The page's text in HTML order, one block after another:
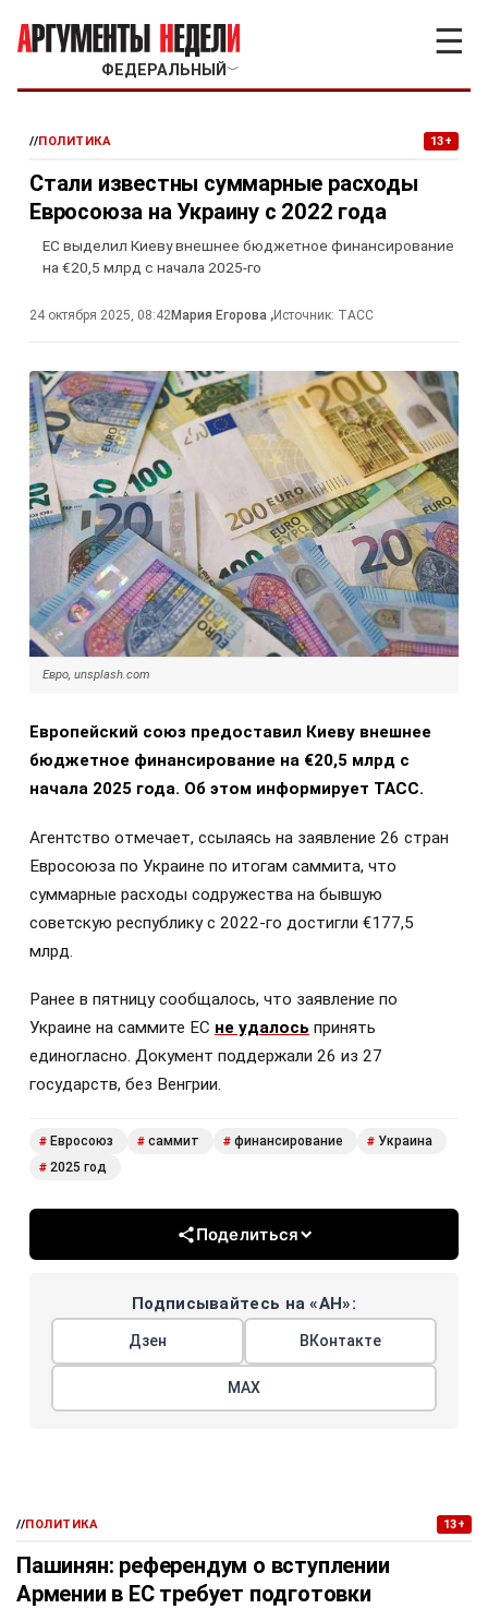
ФЕДЕРАЛЬНЫЙ ﹀
☰
//ПОЛИТИКА 13+
Стали известны суммарные расходы
Евросоюза на Украину с 2022 года
ЕС выделил Киеву внешнее бюджетное финансирование
на €20,5 млрд с начала 2025-го
24 октября 2025, 08:42Мария Егорова ,Источник: ТАСС
Евро, unsplash.com
Европейский союз предоставил Киеву внешнее
бюджетное финансирование на €20,5 млрд с
начала 2025 года. Об этом информирует ТАСС.
Агентство отмечает, ссылаясь на заявление 26 стран
Евросоюза по Украине по итогам саммита, что
суммарные расходы содружества на бывшую
советскую республику с 2022-го достигли €177,5
млрд.
Ранее в пятницу сообщалось, что заявление по
Украине на саммите ЕС не удалось принять
единогласно. Документ поддержали 26 из 27
государств, без Венгрии.
# Евросоюз # саммит # финансирование # Украина
# 2025 год
Поделиться
Подписывайтесь на «АН»:
Дзен ВКонтакте
МАХ
//ПОЛИТИКА 13+
Пашинян: референдум о вступлении
Армении в ЕС требует подготовки